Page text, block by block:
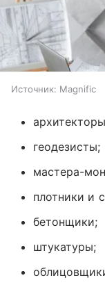
Источник: Magnific
геодезисты;
мастера-
плотники и
бетонщики;
штукатуры;